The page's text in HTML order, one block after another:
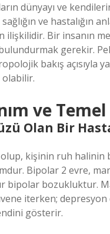
dünyayı ve
ve
ilişkilidir. Bir insanın
gerekir.
bakış açısıyla
olabilir.
ve
Olan Bir
kişinin ruh
Bipolar 2 evre,
bipolar bozukluktur.
iterken;
gösterir.